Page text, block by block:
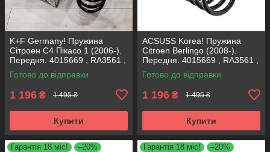
K+F Germany! Пружина
Сітроен С4 Пікасо 1 (2006-).
Передня. 4015669 , RA3561 ,
993299. К+Ф Німеччина
Готово до відправки
1 196 ₴ 1 495 ₴
Купити
ACSUSS Korea! Пружина
Citroen Berlingo (2008-).
Передня. 4015669 , RA3561 ,
993299. Аксусс Корея
Готово до відправки
1 196 ₴ 1 495 ₴
Купити
Гарантія 18 міс!
–20%
Гарантія 18 міс!
–20%